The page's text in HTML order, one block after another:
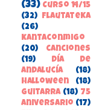
(33) Curso 14/15
(32)
FlautateKa
(26)
kantaconmigo
(20)
canciones
(19)
Día de
Andalucía
(18)
Halloween
(18)
guitarra (18) 75
aniversario (17)